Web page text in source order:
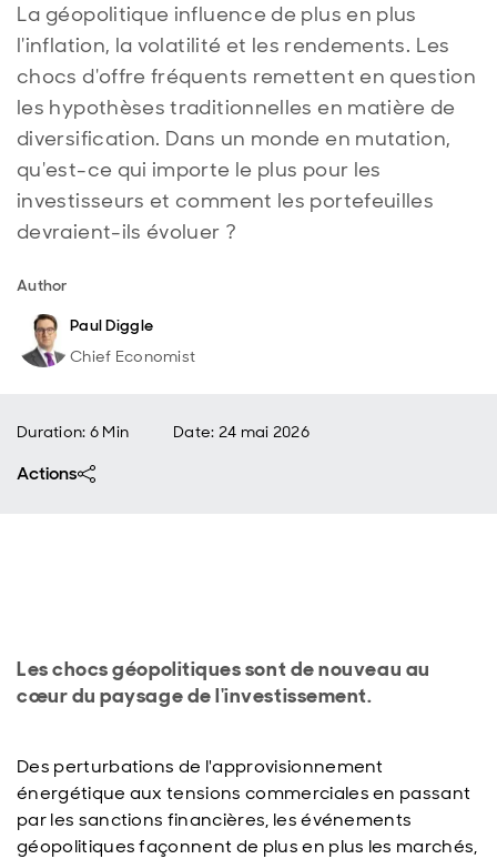
La géopolitique influence de plus en plus
l'inflation, la volatilité et les rendements. Les
chocs d'offre fréquents remettent en question
les hypothèses traditionnelles en matière de
diversification. Dans un monde en mutation,
qu'est-ce qui importe le plus pour les
investisseurs et comment les portefeuilles
devraient-ils évoluer ?
Author
Paul Diggle
Chief Economist
Duration: 6 Min Date: 24 mai 2026
Actions
Les chocs géopolitiques sont de nouveau au
cœur du paysage de l'investissement.
Des perturbations de l'approvisionnement
énergétique aux tensions commerciales en passant
par les sanctions financières, les événements
géopolitiques façonnent de plus en plus les marchés,